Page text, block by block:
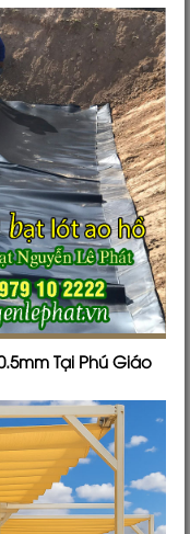
Tại Phú Giáo
Tại Quận 7